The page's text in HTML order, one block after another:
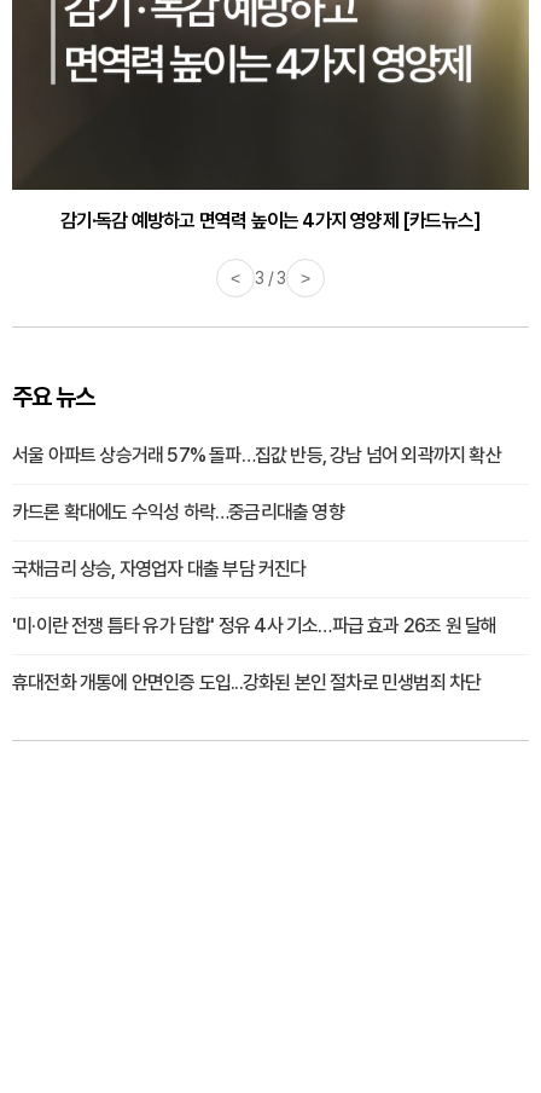
감기·독감 예방하고 면역력 높이는 4가지 영양제 [카드뉴스]
< 3 / 3 >
주요 뉴스
서울 아파트 상승거래 57% 돌파…집값 반등, 강남 넘어 외곽까지 확산
카드론 확대에도 수익성 하락…중금리대출 영향
국채금리 상승, 자영업자 대출 부담 커진다
'미·이란 전쟁 틈타 유가 담합' 정유 4사 기소…파급 효과 26조 원 달해
휴대전화 개통에 안면인증 도입...강화된 본인 절차로 민생범죄 차단